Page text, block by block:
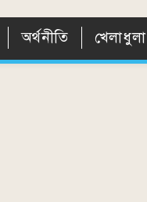
অর্থনীতি খেলাধুলা